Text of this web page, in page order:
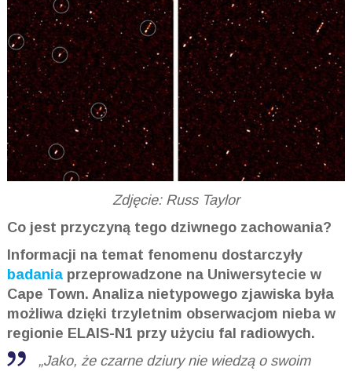
Zdjęcie: Russ Taylor
Co jest przyczyną tego dziwnego zachowania?
Informacji na temat fenomenu dostarczyły
badaniaprzeprowadzone na Uniwersytecie w
Cape Town. Analiza nietypowego zjawiska była
możliwa dzięki trzyletnim obserwacjom nieba w
regionie ELAIS-N1 przy użyciu fal radiowych.
„Jako, że czarne dziury nie wiedzą o swoim